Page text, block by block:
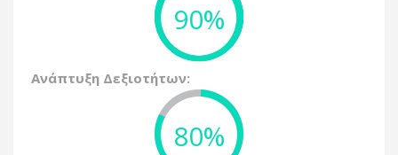
90%
Ανάπτυξη Δεξιοτήτων:
80%